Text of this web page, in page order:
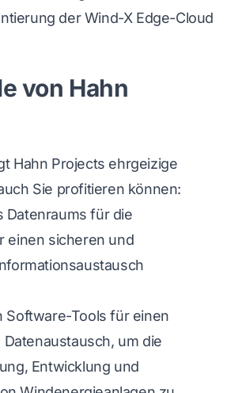
der Wind-X Edge-Cloud
von Hahn
Hahn Projects ehrgeizige
Sie profitieren können:
Datenraums für die
einen sicheren und
Software-Tools für einen
um die
Entwicklung und